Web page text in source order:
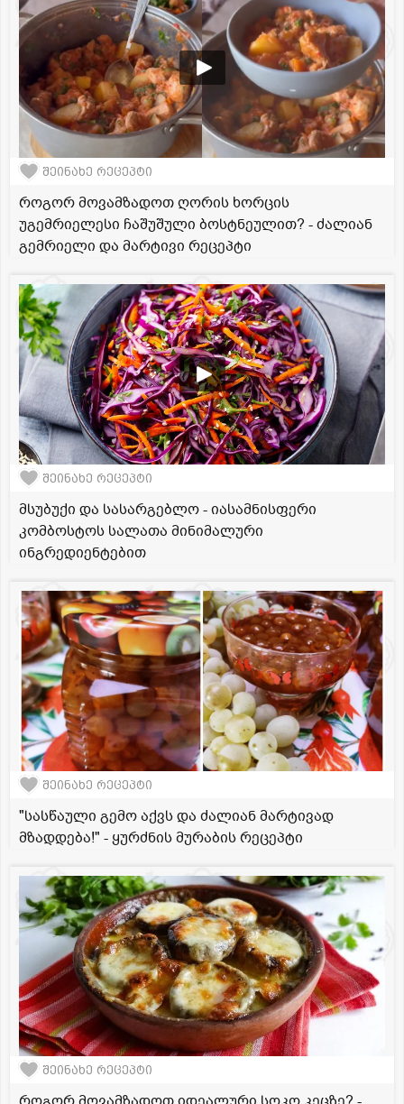
შეინახე რეცეპტი
როგორ მოვამზადოთ ღორის ხორცის
უგემრიელესი ჩაშუშული ბოსტნეულით? - ძალიან
გემრიელი და მარტივი რეცეპტი
შეინახე რეცეპტი
მსუბუქი და სასარგებლო - იასამნისფერი
კომბოსტოს სალათა მინიმალური
ინგრედიენტებით
შეინახე რეცეპტი
"სასწაული გემო აქვს და ძალიან მარტივად
მზადდება!" - ყურძნის მურაბის რეცეპტი
შეინახე რეცეპტი